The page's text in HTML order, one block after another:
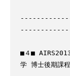
■４■
学 博士後期課